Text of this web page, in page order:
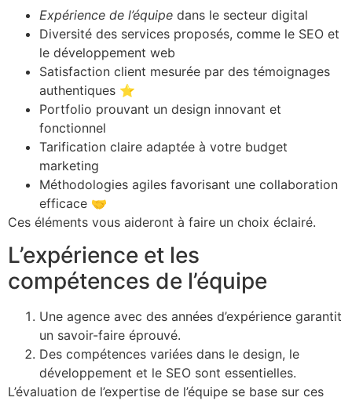
Expérience de l’équipe dans le secteur digital
Diversité des services proposés, comme le SEO et
le développement web
Satisfaction client mesurée par des témoignages
authentiques ⭐️
Portfolio prouvant un design innovant et
fonctionnel
Tarification claire adaptée à votre budget
marketing
Méthodologies agiles favorisant une collaboration
efficace 🤝
Ces éléments vous aideront à faire un choix éclairé.
L’expérience et les
compétences de l’équipe
Une agence avec des années d’expérience garantit
un savoir-faire éprouvé.
Des compétences variées dans le design, le
développement et le SEO sont essentielles.
L’évaluation de l’expertise de l’équipe se base sur ces